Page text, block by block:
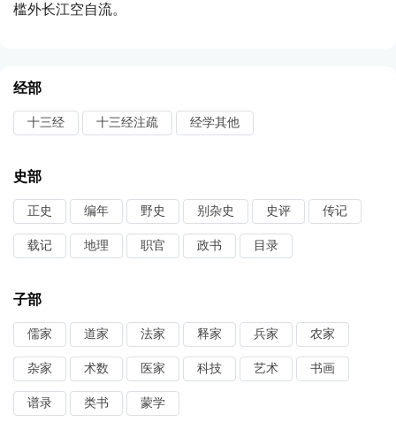
槛外长江空自流。
经部
十三经 十三经注疏 经学其他
史部
正史 编年 野史 别杂史 史评 传记
载记 地理 职官 政书 目录
子部
儒家 道家 法家 释家 兵家 农家
杂家 术数 医家 科技 艺术 书画
谱录 类书 蒙学